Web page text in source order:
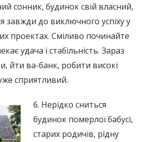
сонник, будинок свій власний,
завжди до виключного успіху у
проектах. Сміливо починайте
удача і стабільність. Зараз
йти ва-банк, робити високі
сприятливий.
6. Нерідко сниться
будинок померлої бабусі,
старих родичів, рідну